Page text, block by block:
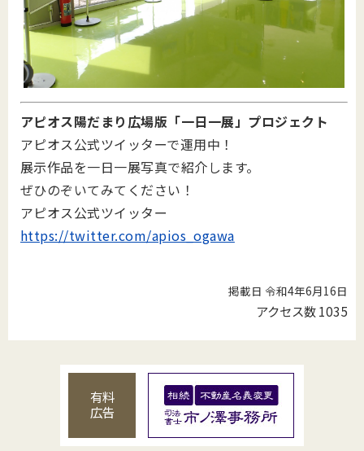
アピオス陽だまり広場版「一日一展」プロジェクト
アピオス公式ツイッターで運用中！
展示作品を一日一展写真で紹介します。
ぜひのぞいてみてください！
アピオス公式ツイッター
https://twitter.com/apios_ogawa
掲載日 令和4年6月16日
アクセス数1035
有料
広告